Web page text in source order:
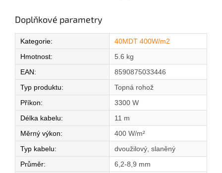
Doplňkové parametry
Kategorie:
40MDT 400W/m2
Hmotnost:
5.6 kg
EAN:
8590875033446
Typ produktu:
Topná rohož
Příkon:
3300 W
Délka kabelu:
11 m
Měrný výkon:
400 W/m²
Typ kabelu:
dvoužilový, slaněný
Průměr:
6,2-8,9 mm